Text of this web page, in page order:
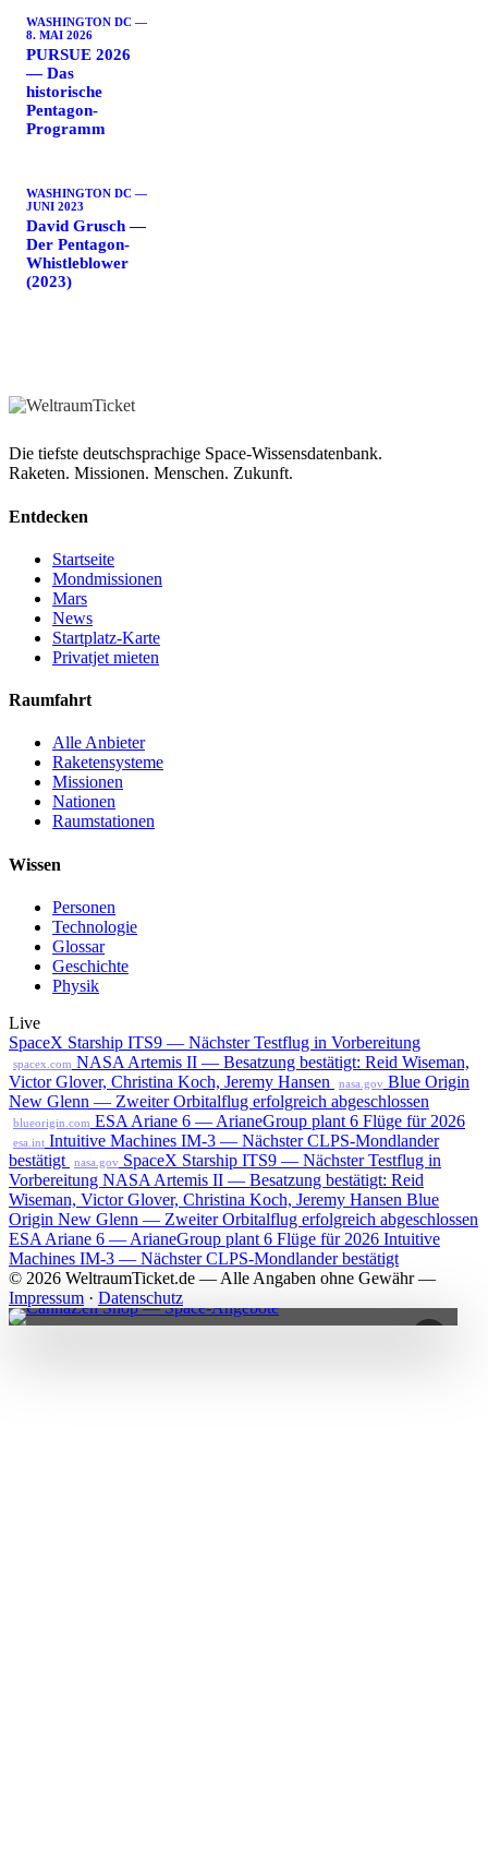
WASHINGTON DC —
8. MAI 2026
PURSUE 2026
— Das
historische
Pentagon-
Programm
WASHINGTON DC —
JUNI 2023
David Grusch —
Der Pentagon-
Whistleblower
(2023)
Die tiefste deutschsprachige Space-Wissensdatenbank.
Raketen. Missionen. Menschen. Zukunft.
Entdecken
Startseite
Mondmissionen
Mars
News
Startplatz-Karte
Privatjet mieten
Raumfahrt
Alle Anbieter
Raketensysteme
Missionen
Nationen
Raumstationen
Wissen
Personen
Technologie
Glossar
Geschichte
Physik
Live
SpaceX Starship ITS9 — Nächster Testflug in Vorbereitung
spacex.com NASA Artemis II — Besatzung bestätigt: Reid Wiseman,
Victor Glover, Christina Koch, Jeremy Hansen
nasa.gov Blue Origin
New Glenn — Zweiter Orbitalflug erfolgreich abgeschlossen
blueorigin.com ESA Ariane 6 — ArianeGroup plant 6 Flüge für 2026
esa.int Intuitive Machines IM-3 — Nächster CLPS-Mondlander
bestätigt
nasa.gov SpaceX Starship ITS9 — Nächster Testflug in
Vorbereitung NASA Artemis II — Besatzung bestätigt: Reid
Wiseman, Victor Glover, Christina Koch, Jeremy Hansen Blue
Origin New Glenn — Zweiter Orbitalflug erfolgreich abgeschlossen
ESA Ariane 6 — ArianeGroup plant 6 Flüge für 2026 Intuitive
Machines IM-3 — Nächster CLPS-Mondlander bestätigt
© 2026 WeltraumTicket.de — Alle Angaben ohne Gewähr —
Impressum · Datenschutz